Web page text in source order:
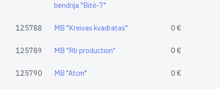
bendrija "Bitė-7"
125788 MB "Kreivas kvadratas" 0 €
125789 MB "Rb production" 0 €
125790 MB "Atcm" 0 €